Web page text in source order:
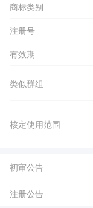
商标类别
注册号
有效期
类似群组
核定使用范围
初审公告
注册公告